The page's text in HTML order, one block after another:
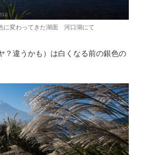
に変わってきた湖面 河口湖にて
？違うかも）は白くなる前の銀色の